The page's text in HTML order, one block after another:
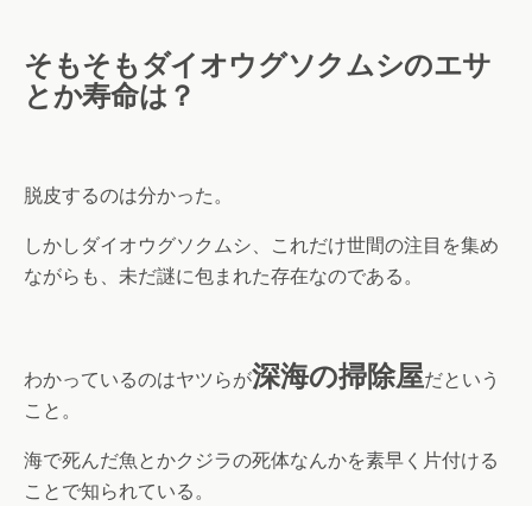
そもそもダイオウグソクムシのエサ
とか寿命は？
脱皮するのは分かった。
しかしダイオウグソクムシ、これだけ世間の注目を集め
ながらも、未だ謎に包まれた存在なのである。
わかっているのはヤツらが深海の掃除屋だという
こと。
海で死んだ魚とかクジラの死体なんかを素早く片付ける
ことで知られている。